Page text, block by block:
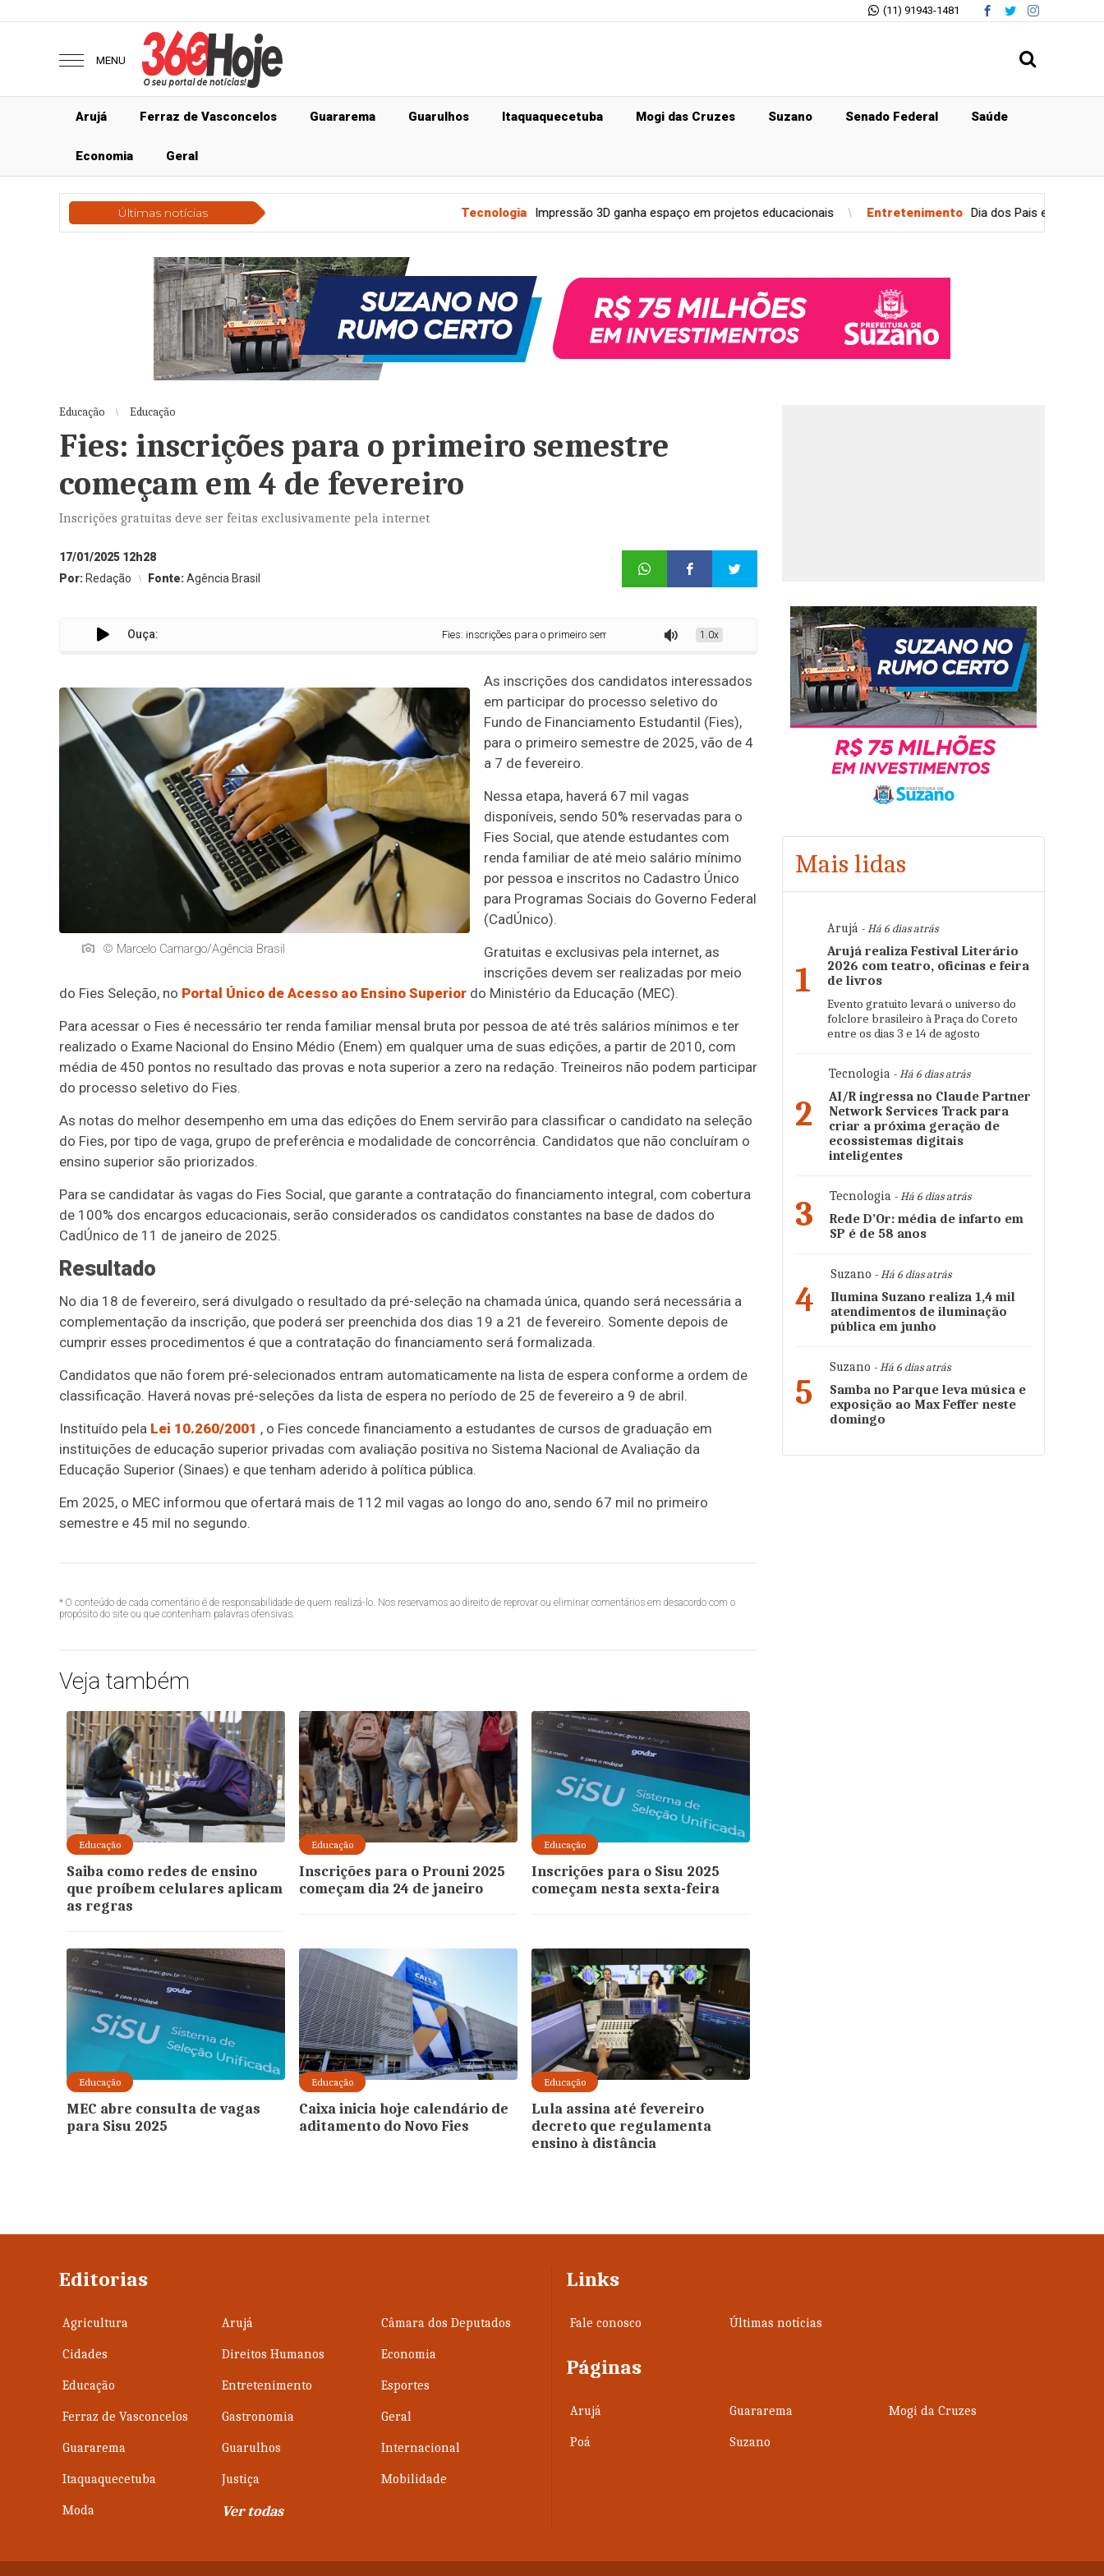
(11) 91943-1481
MENU
Arujá Ferraz de Vasconcelos Guararema Guarulhos Itaquaquecetuba Mogi das Cruzes Suzano Senado Federal Saúde
Economia Geral
Últimas notícias Impressão 3D ganha espaço em projetos educacionais Entretenimento Dia dos Pais estimula compras, mas
Educação Educação
Fies: inscrições para o primeiro semestre
começam em 4 de fevereiro
Inscrições gratuitas deve ser feitas exclusivamente pela internet
17/01/2025 12h28
Por: Redação Fonte:Agência Brasil
Ouça: Fies: inscrições para o primeiro semestre começam em 4 de fevereiro
1.0x
© Marcelo Camargo/Agência Brasil
As inscrições dos candidatos interessados
em participar do processo seletivo do
Fundo de Financiamento Estudantil (Fies),
para o primeiro semestre de 2025, vão de 4
a 7 de fevereiro.
Nessa etapa, haverá 67 mil vagas
disponíveis, sendo 50% reservadas para o
Fies Social, que atende estudantes com
renda familiar de até meio salário mínimo
por pessoa e inscritos no Cadastro Único
para Programas Sociais do Governo Federal
(CadÚnico).
Gratuitas e exclusivas pela internet, as
inscrições devem ser realizadas por meio
do Fies Seleção, no Portal Único de Acesso ao Ensino Superior do Ministério da Educação (MEC).
Para acessar o Fies é necessário ter renda familiar mensal bruta por pessoa de até três salários mínimos e ter
realizado o Exame Nacional do Ensino Médio (Enem) em qualquer uma de suas edições, a partir de 2010, com
média de 450 pontos no resultado das provas e nota superior a zero na redação. Treineiros não podem participar
do processo seletivo do Fies.
As notas do melhor desempenho em uma das edições do Enem servirão para classificar o candidato na seleção
do Fies, por tipo de vaga, grupo de preferência e modalidade de concorrência. Candidatos que não concluíram o
ensino superior são priorizados.
Para se candidatar às vagas do Fies Social, que garante a contratação do financiamento integral, com cobertura
de 100% dos encargos educacionais, serão considerados os candidatos constantes na base de dados do
CadÚnico de 11 de janeiro de 2025.
Resultado
No dia 18 de fevereiro, será divulgado o resultado da pré-seleção na chamada única, quando será necessária a
complementação da inscrição, que poderá ser preenchida dos dias 19 a 21 de fevereiro. Somente depois de
cumprir esses procedimentos é que a contratação do financiamento será formalizada.
Candidatos que não forem pré-selecionados entram automaticamente na lista de espera conforme a ordem de
classificação. Haverá novas pré-seleções da lista de espera no período de 25 de fevereiro a 9 de abril.
Instituído pela Lei 10.260/2001 , o Fies concede financiamento a estudantes de cursos de graduação em
instituições de educação superior privadas com avaliação positiva no Sistema Nacional de Avaliação da
Educação Superior (Sinaes) e que tenham aderido à política pública.
Em 2025, o MEC informou que ofertará mais de 112 mil vagas ao longo do ano, sendo 67 mil no primeiro
semestre e 45 mil no segundo.
* O conteúdo de cada comentário é de responsabilidade de quem realizá-lo. Nos reservamos ao direito de reprovar ou eliminar comentários em desacordo com o
propósito do site ou que contenham palavras ofensivas.
Veja também
Educação
Saiba como redes de ensino
que proíbem celulares aplicam
as regras
Educação
Inscrições para o Prouni 2025
começam dia 24 de janeiro
Educação
Inscrições para o Sisu 2025
começam nesta sexta-feira
Educação
MEC abre consulta de vagas
para Sisu 2025
Educação
Caixa inicia hoje calendário de
aditamento do Novo Fies
Educação
Lula assina até fevereiro
decreto que regulamenta
ensino à distância
Mais lidas
1
Arujá - Há 6 dias atrás
Arujá realiza Festival Literário
2026 com teatro, oficinas e feira
de livros
Evento gratuito levará o universo do
folclore brasileiro à Praça do Coreto
entre os dias 3 e 14 de agosto
2
Tecnologia - Há 6 dias atrás
AI/R ingressa no Claude Partner
Network Services Track para
criar a próxima geração de
ecossistemas digitais
inteligentes
3 Tecnologia - Há 6 dias atrás
Rede D’Or: média de infarto em
SP é de 58 anos
4
Suzano - Há 6 dias atrás
Ilumina Suzano realiza 1,4 mil
atendimentos de iluminação
pública em junho
5
Suzano - Há 6 dias atrás
Samba no Parque leva música e
exposição ao Max Feffer neste
domingo
Editorias
Agricultura Arujá Câmara dos Deputados
Cidades Direitos Humanos Economia
Educação Entretenimento Esportes
Ferraz de Vasconcelos Gastronomia Geral
Guararema Guarulhos Internacional
Itaquaquecetuba Justiça Mobilidade
Moda Ver todas
Links
Fale conosco Últimas notícias
Páginas
Arujá Guararema Mogi da Cruzes
Poá Suzano